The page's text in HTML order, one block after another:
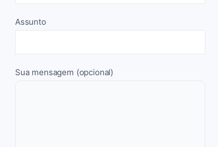
Assunto
Sua mensagem (opcional)